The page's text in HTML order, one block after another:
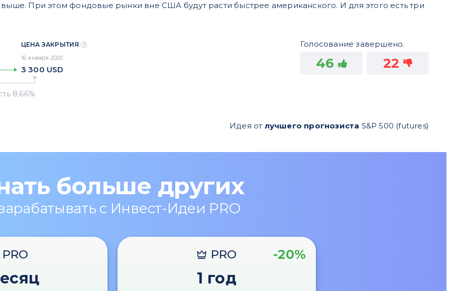
При этом фондовые рынки вне США будут расти быстрее американского. И для этого есть три
ЦЕНА ЗАКРЫТИЯ
16 января 2020
3 300 USD
Голосование завершено.
46 22
Идея от лучшего прогнозиста S&P 500 (futures)
больше других
с Инвест-Идеи PRO
PRO PRO -20%
1 год